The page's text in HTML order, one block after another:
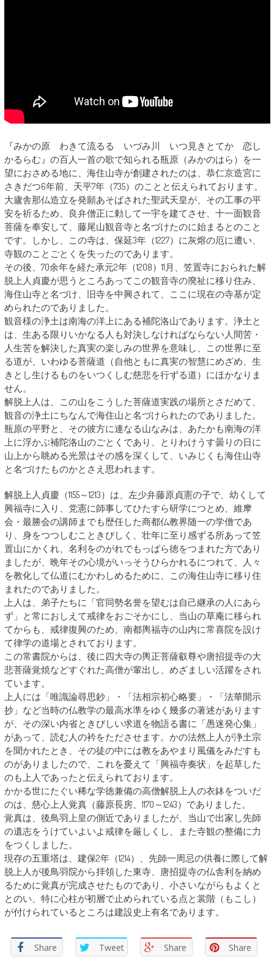
『みかの原 わきて流るる いづみ川 いつ見きとてか 恋し
かるらむ』の百人一首の歌で知られる瓶原（みかのはら）を一
望におさめる地に、海住山寺が創建されたのは、恭仁京造宮に
さきだつ6年前、天平7年（735）のことと伝えられております。
大廬舎那仏造立を発願あそばされた聖武天皇が、その工事の平
安を祈るため、良弁僧正に勅して一宇を建てさせ、十一面観音
菩薩を奉安して、藤尾山観音寺と名づけたのに始まるとのこと
です。しかし、この寺は、保延3年（1227）に灰熔の厄に遭い、
寺観のことごとくを失ったのであります。
その後、70余年を経た承元2年（1208）11月、笠置寺におられた解
脱上人貞慶が思うところあってこの観音寺の廃祉に移り住み、
海住山寺と名づけ、旧寺を中興されて、ここに現在の寺基が定
められたのでありました。
観音様の浄土は南海の洋上にある補陀洛山であります。浄土と
は、生ある限りいかなる人も対決しなければならない人間苦・
人生苦を解決した真実の楽しみの世界を意味し、この世界に至
る道が、いわゆる菩薩道（自他ともに真実の智慧にめざめ、生
きとし生けるものをいつくしむ慈悲を行ずる道）にほかなりま
せん。
解脱上人は、この山をこうした菩薩道実践の場所とさだめて、
観音の浄土にちなんで海住山と名づけられたのでありました。
瓶原の平野と、その彼方に連なる山なみは、あたかも南海の洋
上に浮かぶ補陀洛山のごとくであり、とりわけうす曇りの日に
山上から眺める光景はその感を深くして、いみじくも海住山寺
と名づけたものかとさえ思われます。
解脱上人貞慶（1155～1213）は、左少弁藤原貞憲の子で、幼くして
興福寺に入り、党憲に師事してひたすら研学につとめ、維摩
会・最勝会の講師までも歴任した商都仏教界随一の学僧であ
り、身をつつしむこときびしく、壮年に至り感ずる所あって笠
置山にかくれ、名利をのがれでもっぱら徳をつまれた方であり
ましたが、晩年その心境がいっそうひらかれるにつれて、人々
を教化して仏道にむかわしめるために、この海住山寺に移り住
まれたのでありました。
上人は、弟子たちに「官同勢名誉を望むは自己継承の人にあら
ず」と常におしえて戒律をおごそかにし、当山の草庵に移られ
てからも、戒律復興のため、南都輿福寺の山内に常喜院を設け
て律学の道場とされております。
この常書院からは、後に四大寺の輿正菩薩叡尊や唐招提寺の大
悲菩薩覚焼などすぐれた高僧が輩出し、めざましい活躍をされ
ています。
上人には「唯識論尋思鈔」・「法相宗初心略要」・「法華開示
抄」など当時の仏教学の最高水準をゆく幾多の著述があります
が、その深い内省ときびしい求道を物語る書に「愚迷発心集」
があって、読む人の衿をたださせます。かの法然上人が浄土宗
を聞かれたとき、その徒の中には教をあやまり風儀をみだすも
のがありましたので、これを憂えて「興福寺奏状」を起草した
のも上人であったと伝えられております。
かかる世にたぐい稀な学徳兼備の高僧解脱上人の衣鉢をついだ
のは、慈心上人覚真（藤原長房、1170～1243）でありました。
覚真は、後鳥羽上皇の側近でありましたが、当山で出家し先師
の遺志をうけていよいよ戒律を厳しくし、また寺観の整備に力
をつくしました。
現存の五重塔は、建保2年（1214）、先師一周忌の供養に際して解
脱上人が後鳥羽院から拝領した東寺、唐招提寺の仏舎利を納め
るために覚真が完成させたものであり、小さいながらもよくと
とのい、特に心柱が初層で止められている点と裳階（もこし）
が付けられているところは建設史上有名であります。
Share Tweet Share Share